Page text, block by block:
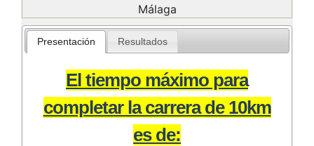
Málaga
Presentación Resultados
El tiempo máximo para
completar la carrera de 10km
es de: